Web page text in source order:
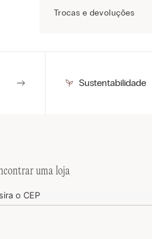
Trocas e devoluções
Sustentabilidade
uma loja